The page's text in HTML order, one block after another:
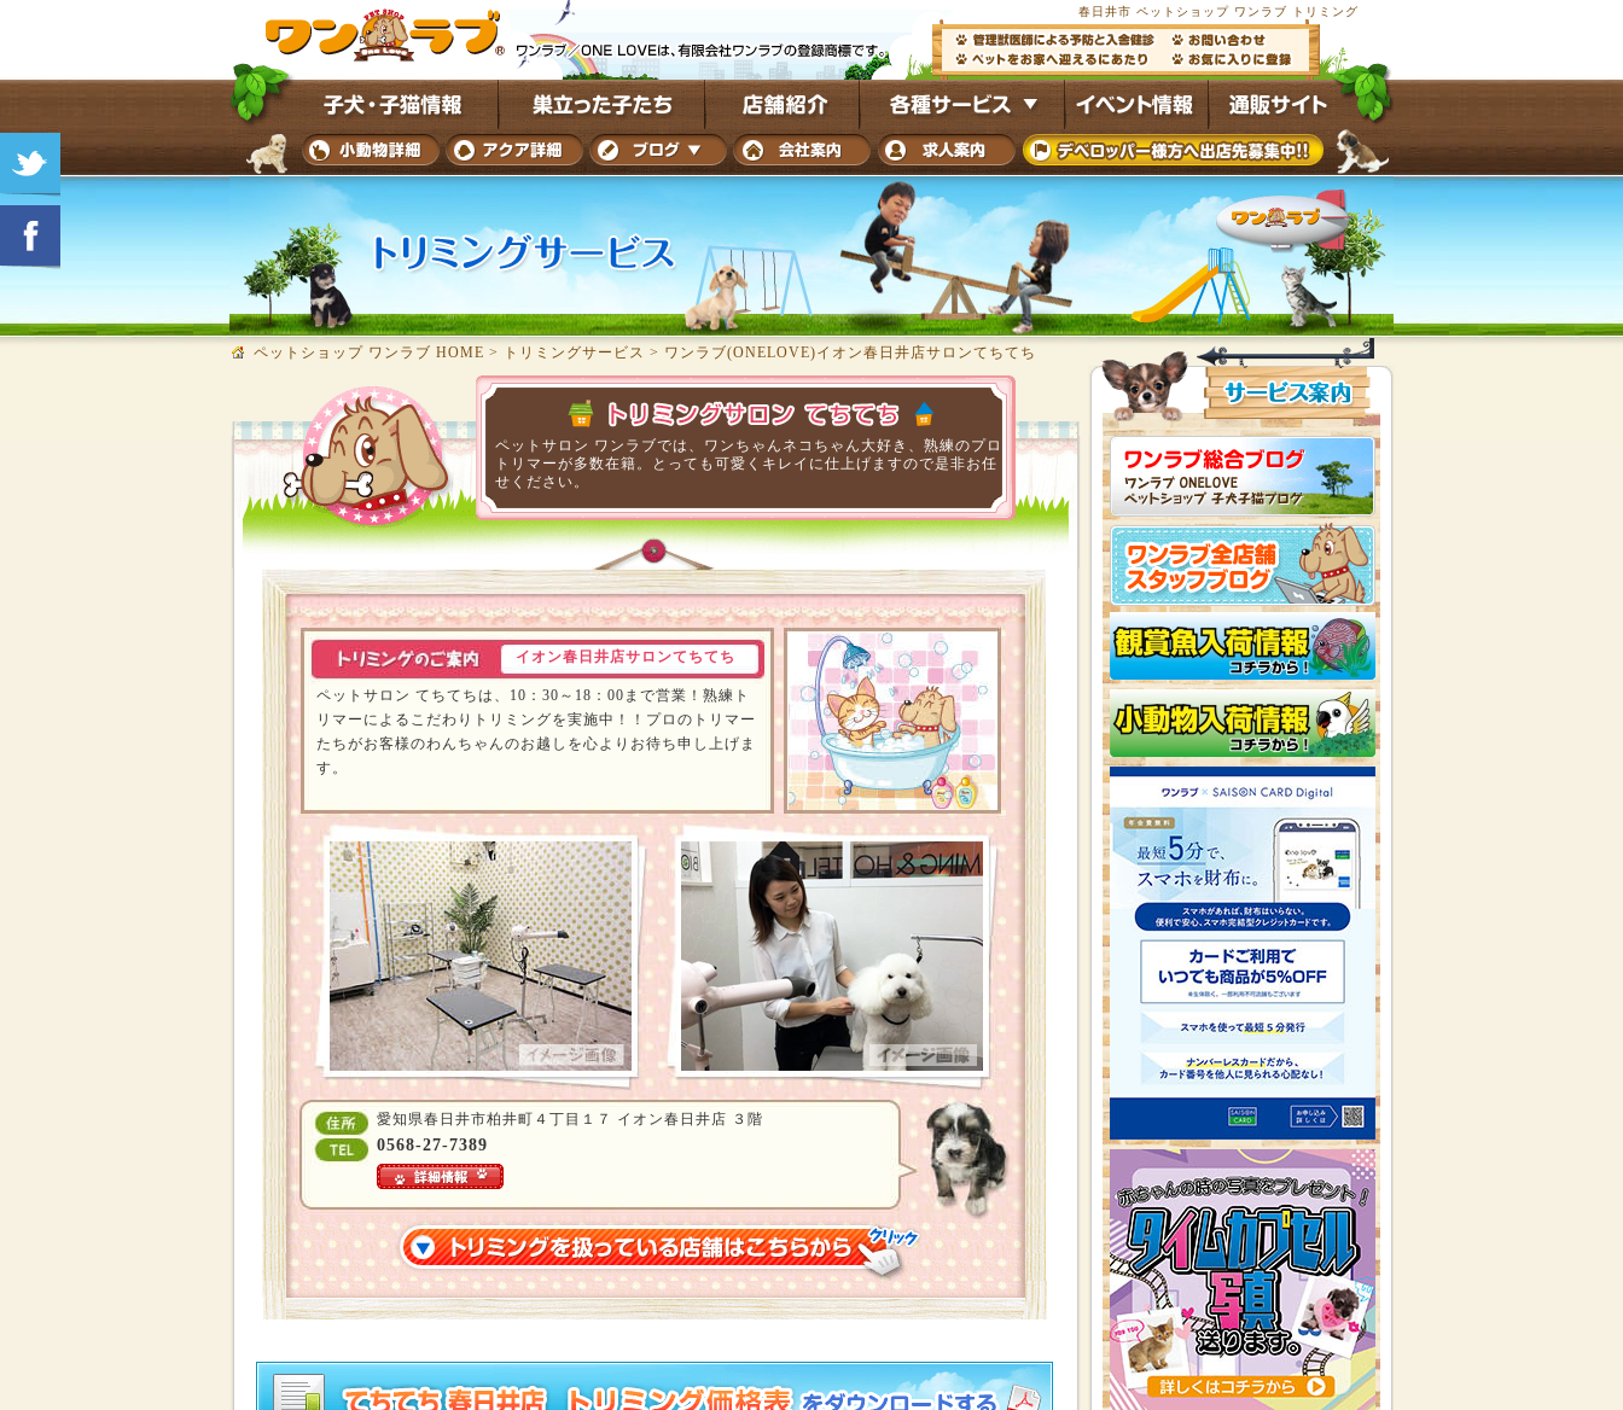
春日井市 ペットショップ ワンラブ トリミング
ペットショップ ワンラブ HOME > トリミングサービス > ワンラブ(ONELOVE)イオン春日井店サロンてちてち
ペットサロン ワンラブでは、ワンちゃんネコちゃん大好き、熟練のプロ
トリマーが多数在籍。とっても可愛くキレイに仕上げますので是非お任
せください。
イオン春日井店サロンてちてち
ペットサロン てちてちは、10：30～18：00まで営業！熟練ト
リマーによるこだわりトリミングを実施中！！プロのトリマー
たちがお客様のわんちゃんのお越しを心よりお待ち申し上げま
す。
愛知県春日井市柏井町４丁目１７ イオン春日井店 ３階
0568-27-7389